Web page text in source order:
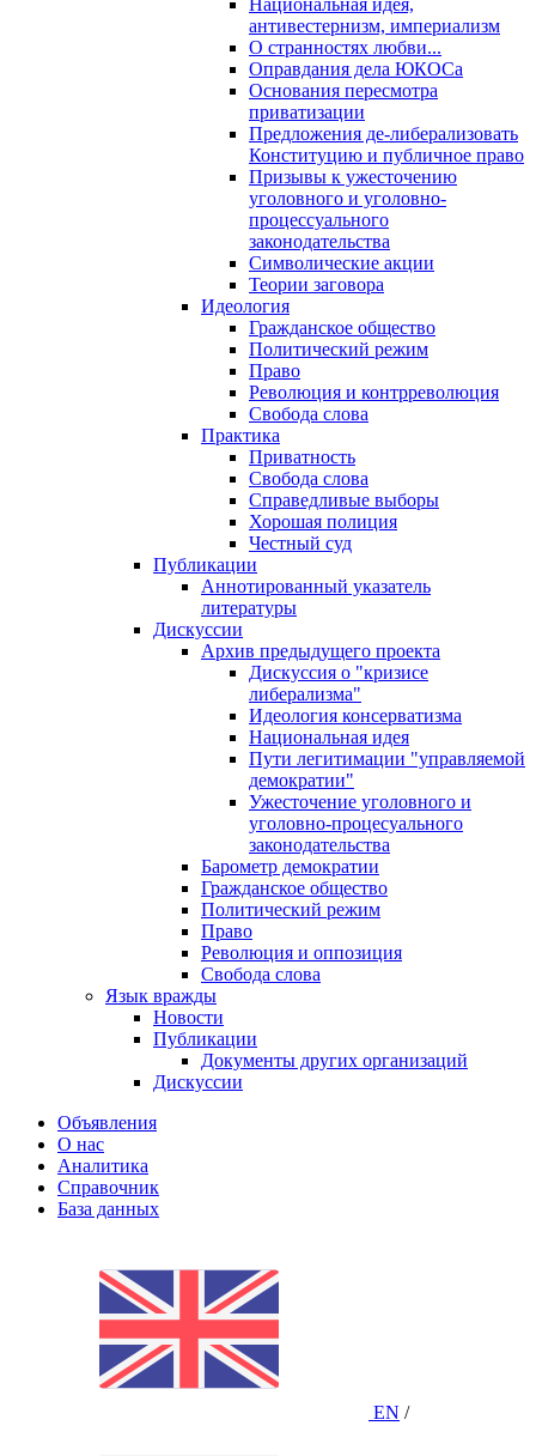
Национальная идея,
антивестернизм, империализм
О странностях любви...
Оправдания дела ЮКОСа
Основания пересмотра
приватизации
Предложения де-либерализовать
Конституцию и публичное право
Призывы к ужесточению
уголовного и уголовно-
процессуального
законодательства
Символические акции
Теории заговора
Идеология
Гражданское общество
Политический режим
Право
Революция и контрреволюция
Свобода слова
Практика
Приватность
Свобода слова
Справедливые выборы
Хорошая полиция
Честный суд
Публикации
Аннотированный указатель
литературы
Дискуссии
Архив предыдущего проекта
Дискуссия о "кризисе
либерализма"
Идеология консерватизма
Национальная идея
Пути легитимации "управляемой
демократии"
Ужесточение уголовного и
уголовно-процесуального
законодательства
Барометр демократии
Гражданское общество
Политический режим
Право
Революция и оппозиция
Свобода слова
Язык вражды
Новости
Публикации
Документы других организаций
Дискуссии
Объявления
О нас
Аналитика
Справочник
База данных
EN /